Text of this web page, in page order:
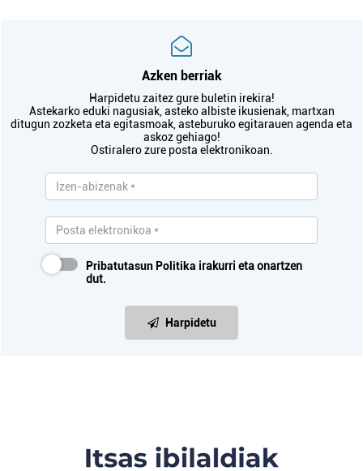
Azken berriak
Harpidetu zaitez gure buletin irekira!
Astekarko eduki nagusiak, asteko albiste ikusienak, martxan
ditugun zozketa eta egitasmoak, asteburuko egitarauen agenda eta
askoz gehiago!
Ostiralero zure posta elektronikoan.
Pribatutasun Politika irakurri eta onartzen
dut.
Harpidetu